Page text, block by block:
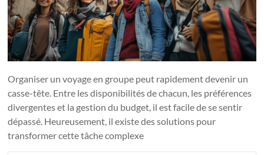
Organiser un voyage en groupe peut rapidement devenir un
casse-tête. Entre les disponibilités de chacun, les préférences
divergentes et la gestion du budget, il est facile de se sentir
dépassé. Heureusement, il existe des solutions pour
transformer cette tâche complexe